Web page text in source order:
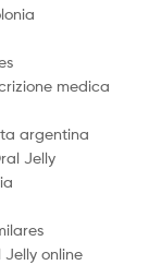
medica
argentina
Jelly
online